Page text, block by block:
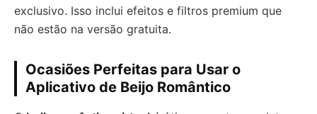
exclusivo. Isso inclui efeitos e filtros premium que
não estão na versão gratuita.
Ocasiões Perfeitas para Usar o
Aplicativo de Beijo Romântico